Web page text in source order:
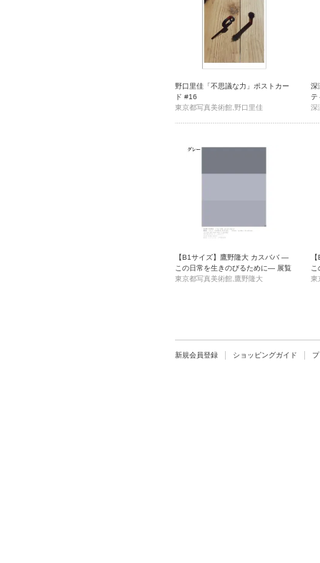
野口里佳「不思議な力」ポストカー
ド #16
東京都写真美術館,野口里佳
深
テ
深
【B1サイズ】鷹野隆大 カスババ ―
この日常を生きのびるために― 展覧
会ポスター
東京都写真美術館,鷹野隆大
会
東
新規会員登録 ショッピングガイド